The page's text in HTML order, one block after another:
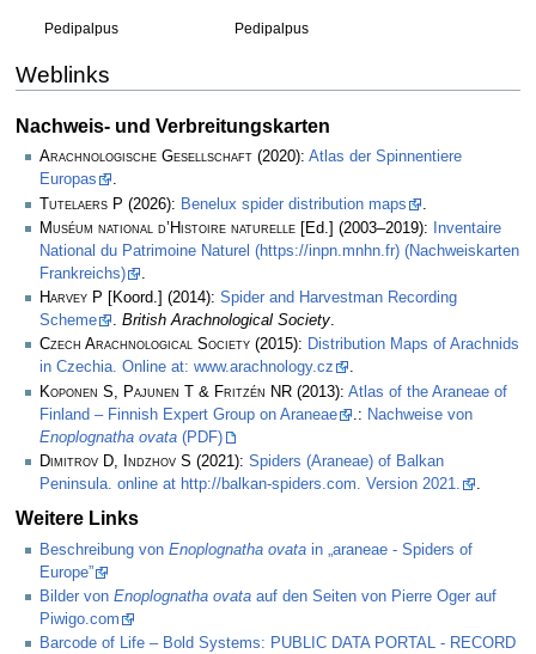
Pedipalpus Pedipalpus
Weblinks
Nachweis- und Verbreitungskarten
Arachnologische Gesellschaft (2020): Atlas der Spinnentiere
Europas
.
Tutelaers P (2026): Benelux spider distribution maps
Muséum national d’Histoire naturelle [Ed.] (2003–2019):
Inventaire
National du Patrimoine Naturel (https://inpn.mnhn.fr) (Nachweiskarten
Frankreichs)
.
Harvey P [Koord.] (2014): Spider and Harvestman Recording
Scheme
. British Arachnological Society.
Czech Arachnological Society (2015): Distribution Maps of Arachnids
in Czechia. Online at: www.arachnology.cz
.
Koponen S, Pajunen T & Fritzén NR (2013): Atlas of the Araneae of
Finland – Finnish Expert Group on Araneae
.: Nachweise von
Enoplognatha ovata (PDF)
Dimitrov D, Indzhov S (2021): Spiders (Araneae) of Balkan
Peninsula. online at http://balkan-spiders.com. Version 2021.
.
Weitere Links
Beschreibung von Enoplognatha ovata in „araneae - Spiders of
Europe”
Bilder von Enoplognatha ovata auf den Seiten von Pierre Oger auf
Piwigo.com
Barcode of Life – Bold Systems: PUBLIC DATA PORTAL - RECORD